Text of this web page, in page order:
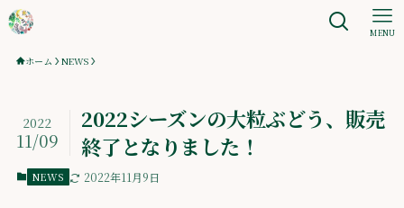
MENU
ホーム NEWS
2022シーズンの大粒ぶどう、販売
終了となりました！
2022
11/09
NEWS 2022年11月9日